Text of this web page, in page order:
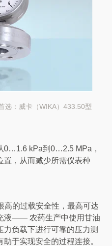
选：威卡（WIKA）433.50型
0…1.6 kPa到0…2.5 MPa，
置，从而减少所需仪表种
高的过载安全性，最高可达
液—— 农药生产中使用甘油
负载下进行可靠的压力测
于实现安全的过程连接。